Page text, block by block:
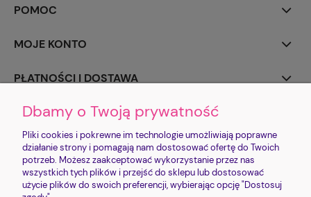
POMOC
MOJE KONTO
PŁATNOŚCI I DOSTAWA
INFORMACJE
O NAS
Dbamy o Twoją prywatność
Pliki cookies i pokrewne im technologie umożliwiają poprawne
działanie strony i pomagają nam dostosować ofertę do Twoich
potrzeb. Możesz zaakceptować wykorzystanie przez nas
wszystkich tych plików i przejść do sklepu lub dostosować
użycie plików do swoich preferencji, wybierając opcję "Dostosuj